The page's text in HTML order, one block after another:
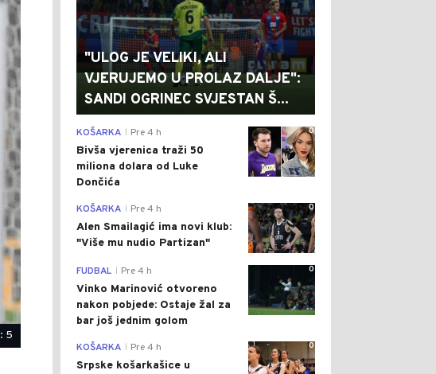
5
"ULOG JE VELIKI, ALI
VJERUJEMO U PROLAZ DALJE":
SANDI OGRINEC SVJESTAN Š...
0
KOŠARKA Pre 4 h
Bivša vjerenica traži 50
miliona dolara od Luke
Dončića
0
KOŠARKA Pre 4 h
Alen Smailagić ima novi klub:
"Više mu nudio Partizan"
0
FUDBAL Pre 4 h
Vinko Marinović otvoreno
nakon pobjede: Ostaje žal za
bar još jednim golom
0
KOŠARKA Pre 4 h
Srpske košarkašice u